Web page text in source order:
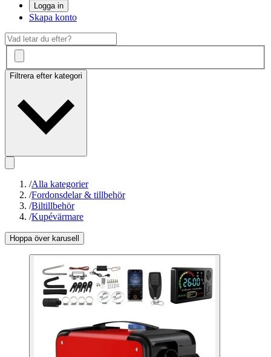
Logga in
Skapa konto
Filtrera efter kategori
/Alla kategorier
/Fordonsdelar & tillbehör
/Biltillbehör
/Kupévärmare
Hoppa över karusell